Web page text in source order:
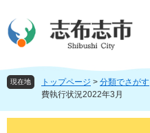
ジ
頭
ュ
飛現在地 トップページ > 分類でさがす
費執行状況2022年3月